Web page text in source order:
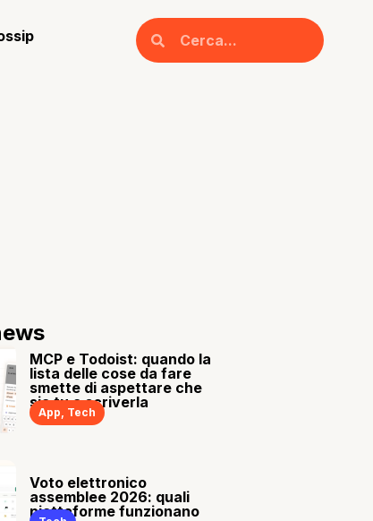
MCP e Todoist: quando la
lista delle cose da fare
smette di aspettare che
sia tu a scriverla
App, Tech
Voto elettronico
assemblee 2026: quali
piattaforme funzionano